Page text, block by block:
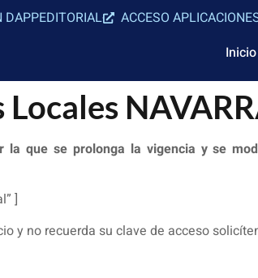
DAPPEDITORIAL ACCESO
Inicio
la que se prolonga la vigencia y se
]
y no recuerda su clave de acceso